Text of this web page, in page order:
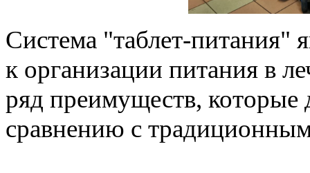
Система "таблет-питания"
к организации питания в
ряд преимуществ, которые
сравнению с